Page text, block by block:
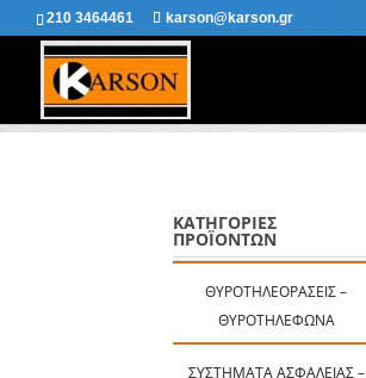
210 3464461 karson@karson.gr
ΚΑΤΗΓΟΡΙΕΣ
ΠΡΟΪΟΝΤΩΝ
ΘΥΡΟΤΗΛΕΟΡΆΣΕΙΣ –
ΘΥΡΟΤΗΛΈΦΩΝΑ
ΣΥΣΤΉΜΑΤΑ ΑΣΦΑΛΕΊΑΣ –